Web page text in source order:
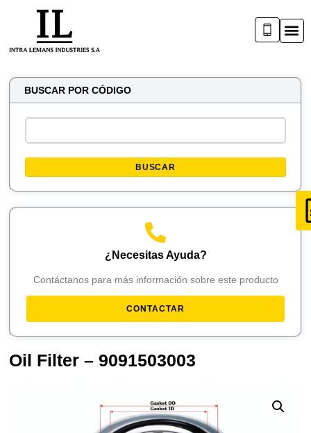
BUSCAR POR CÓDIGO
BUSCAR
¿Necesitas Ayuda?
Contáctanos para más información sobre este producto
CONTACTAR
Oil Filter – 9091503003